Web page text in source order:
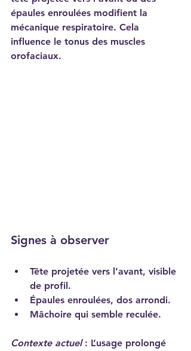
épaules enroulées modifient la
mécanique respiratoire. Cela
influence le tonus des muscles
orofaciaux.
Signes à observer
Tête projetée vers l’avant, visible
de profil.
Épaules enroulées, dos arrondi.
Mâchoire qui semble reculée.
Contexte actuel : L’usage prolongé